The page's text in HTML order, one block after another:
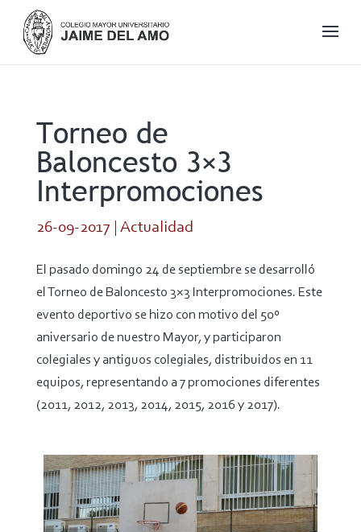
Torneo de
Baloncesto 3×3
Interpromociones
26-09-2017 Actualidad
El pasado domingo 24 de septiembre se desarrolló
el Torneo de Baloncesto 3×3 Interpromociones. Este
evento deportivo se hizo con motivo del 50º
aniversario de nuestro Mayor, y participaron
colegiales y antiguos colegiales, distribuidos en 11
equipos, representando a 7 promociones diferentes
(2011, 2012, 2013, 2014, 2015, 2016 y 2017).